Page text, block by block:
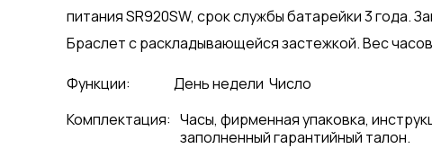
питания SR920SW, срок службы батарейки 3 года.
Браслет с раскладывающейся застежкой. Вес часов
Функции: День недели Число
Комплектация: Часы, фирменная упаковка,
заполненный гарантийный талон.